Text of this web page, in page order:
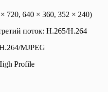
720, 640 × 360, 352 × 240)
поток: H.265/H.264
MJPEG
Profile